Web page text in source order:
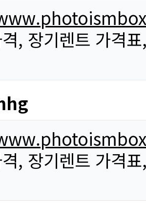
, 장기렌트 가격
, 장기렌트 가격